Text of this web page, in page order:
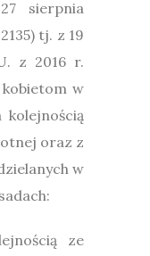
sierpnia
tj. z 19
z 2016 r.
kobietom w
kolejnością
oraz z
w
ze